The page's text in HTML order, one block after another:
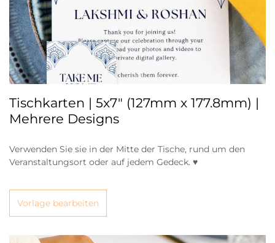
Tischkarten | 5x7" (127mm x 177.8mm) |
Mehrere Designs
Verwenden Sie sie in der Mitte der Tische, rund um den
Veranstaltungsort oder auf jedem Gedeck. ♥
Vorlage bearbeiten